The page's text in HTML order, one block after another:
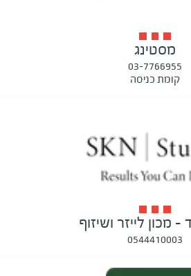
מסטינג
03-7766955
קומת כניסה
- מכון לייזר ושיזוף
0544410003